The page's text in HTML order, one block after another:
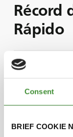
Consent
BRIEF COOKIE
Récord
Rápido
Este año se
En este
Velocidad